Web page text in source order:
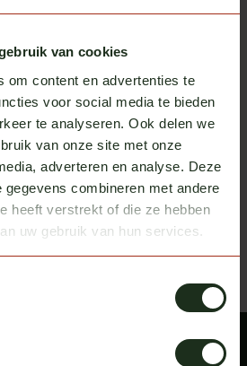
van cookies
om content en advertenties te
voor social media te bieden
te analyseren. Ook delen we
van onze site met onze
adverteren en analyse. Deze
gegevens combineren met andere
heeft verstrekt of die ze hebben
uw gebruik van hun services.
Hornblasters
Op voorraad
€ 399,00 Excl. btw
Bekijk alle producten